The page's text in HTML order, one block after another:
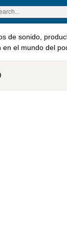
de sonido,
el mundo del